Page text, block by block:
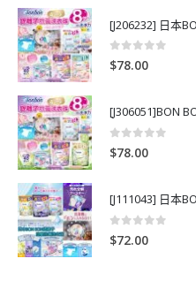
0out of 5
$78.00
[J306051]BON
0out of 5
$78.00
0out of 5
$72.00